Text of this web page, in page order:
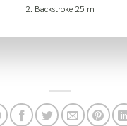
2. Backstroke 25 m